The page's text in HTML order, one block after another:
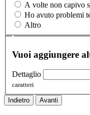
A volte non capivo
Ho avuto problemi
Altro
Vuoi aggiungere
Dettaglio
caratteri
Indietro Avanti